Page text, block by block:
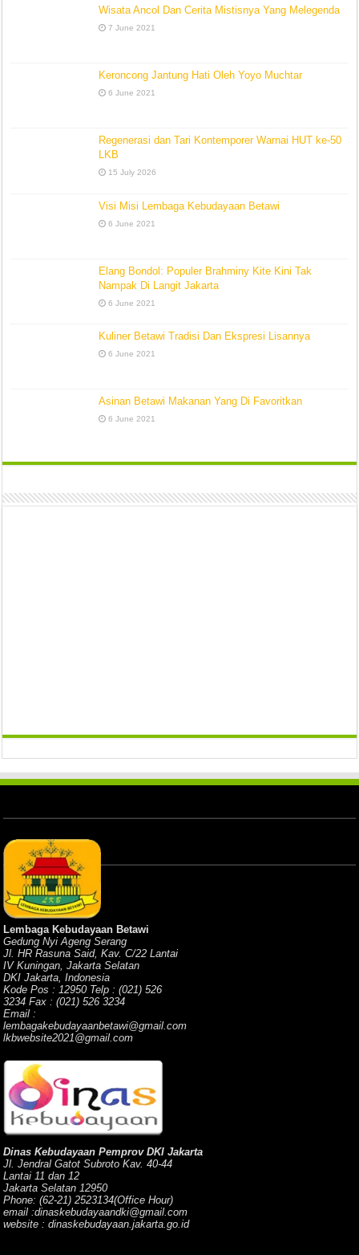
Wisata Ancol Dan Cerita Mistisnya Yang Melegenda
7 June 2021
Keroncong Jantung Hati Oleh Yoyo Muchtar
6 June 2021
Regenerasi dan Tari Kontemporer Warnai HUT ke-50
LKB
15 July 2026
Visi Misi Lembaga Kebudayaan Betawi
6 June 2021
Elang Bondol: Populer Brahminy Kite Kini Tak
Nampak Di Langit Jakarta
6 June 2021
Kuliner Betawi Tradisi Dan Ekspresi Lisannya
6 June 2021
Asinan Betawi Makanan Yang Di Favoritkan
6 June 2021
Lembaga Kebudayaan Betawi
Gedung Nyi Ageng Serang
Jl. HR Rasuna Said, Kav. C/22 Lantai
IV Kuningan, Jakarta Selatan
DKI Jakarta, Indonesia
Kode Pos : 12950 Telp : (021) 526
3234 Fax : (021) 526 3234
Email :
lembagakebudayaanbetawi@gmail.com
lkbwebsite2021@gmail.com
Dinas Kebudayaan Pemprov DKI Jakarta
Jl. Jendral Gatot Subroto Kav. 40-44
Lantai 11 dan 12
Jakarta Selatan 12950
Phone: (62-21) 2523134(Office Hour)
email :dinaskebudayaandki@gmail.com
website : dinaskebudayaan.jakarta.go.id